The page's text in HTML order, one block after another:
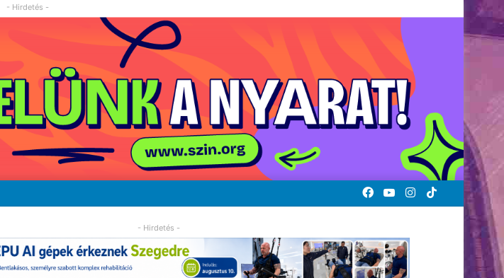
- Hirdetés -
TikTok
Instagram
YouTube
Facebook
- Hirdetés -